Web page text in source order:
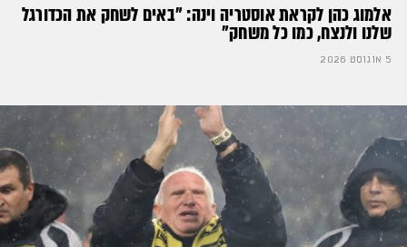
אלמוג כהן לקראת אוסטריה וינה: ״באים לשחק את הכדורגל
שלנו ולנצח, כמו כל משחק״
5 אוגוסט 2026